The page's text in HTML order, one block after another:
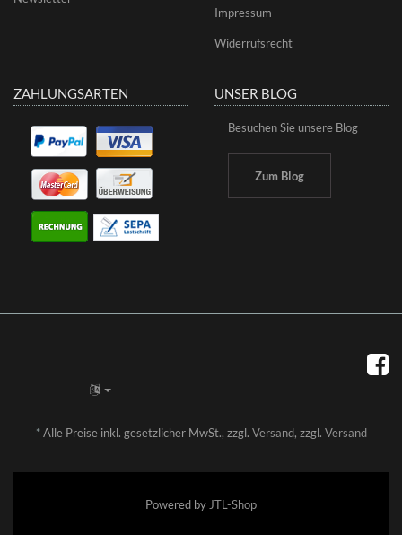
Impressum
Widerrufsrecht
ZAHLUNGSARTEN UNSER BLOG
Besuchen Sie unsere Blog
Zum Blog
*Alle Preise inkl. gesetzlicher MwSt., zzgl. Versand, zzgl. Versand
Powered by JTL-Shop